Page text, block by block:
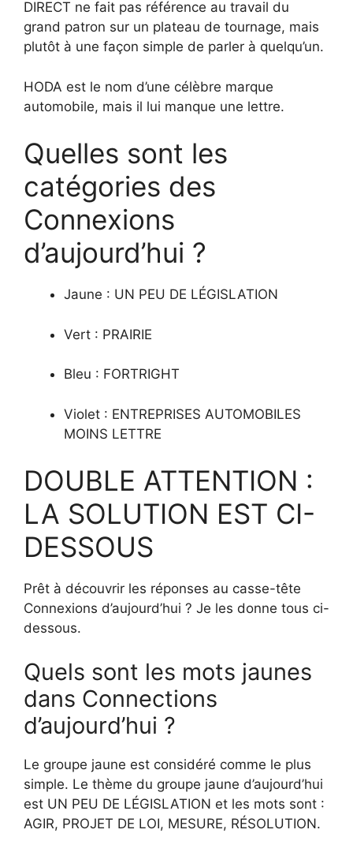
DIRECT ne fait pas référence au travail du
grand patron sur un plateau de tournage, mais
plutôt à une façon simple de parler à quelqu’un.
HODA est le nom d’une célèbre marque
automobile, mais il lui manque une lettre.
Quelles sont les
catégories des
Connexions
d’aujourd’hui ?
Jaune : UN PEU DE LÉGISLATION
Vert : PRAIRIE
Bleu : FORTRIGHT
Violet : ENTREPRISES AUTOMOBILES
MOINS LETTRE
DOUBLE ATTENTION :
LA SOLUTION EST CI-
DESSOUS
Prêt à découvrir les réponses au casse-tête
Connexions d’aujourd’hui ? Je les donne tous ci-
dessous.
Quels sont les mots jaunes
dans Connections
d’aujourd’hui ?
Le groupe jaune est considéré comme le plus
simple. Le thème du groupe jaune d’aujourd’hui
est UN PEU DE LÉGISLATION et les mots sont :
AGIR, PROJET DE LOI, MESURE, RÉSOLUTION.